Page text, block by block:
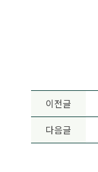
이전글
다음글